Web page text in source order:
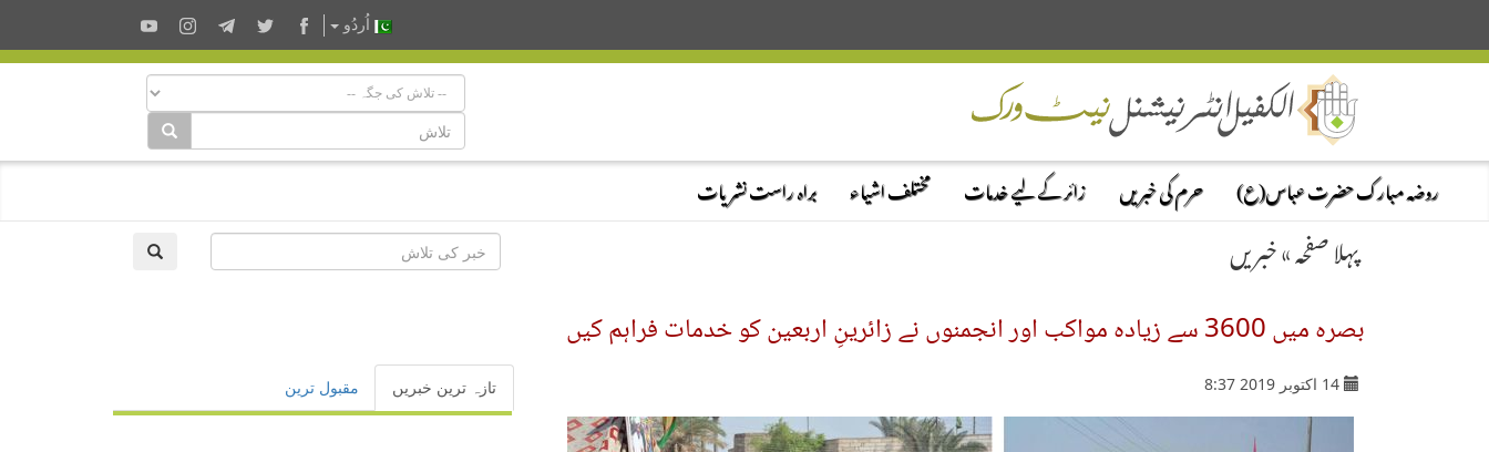
اُردُو
روضہ مبارک حضرت عباس(ع) حرم کی خبریں زائر کے لیے خدمات مختلف اشیاء براہ راست نشریات
پہلا صفحہ»خبریں
بصرہ میں 3600 سے زیادہ مواکب اور انجمنوں نے زائرینِ اربعین کو خدمات فراہم کیں
14 اکتوبر 2019 8:37 تازہ ترین خبریں مقبول ترین